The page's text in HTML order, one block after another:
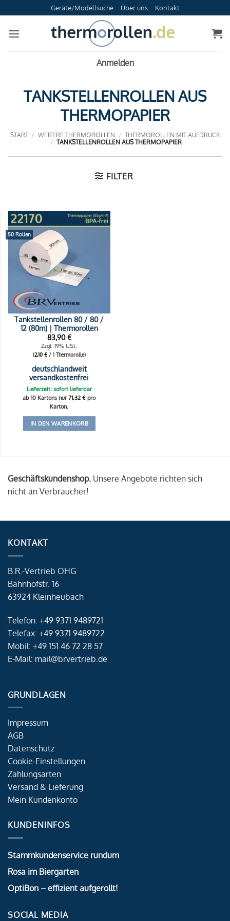
Inhalt
springen
Geräte/Modellsuche Über uns Kontakt
Anmelden
TANKSTELLENROLLEN AUS
THERMOPAPIER
START / WEITERE THERMOROLLEN / THERMOROLLEN MIT AUFDRUCK
/ TANKSTELLENROLLEN AUS THERMOPAPIER
FILTER
50 Rollen
Tankstellenrollen 80 / 80 /
12 (80m) | Thermorollen
83,90€
Zzgl. 19% USt.
(2,10 €/ 1 Thermorolle)
deutschlandweit
versandkostenfrei
Lieferzeit: sofort lieferbar
ab 10 Kartons nur71,32€ pro
Karton.
IN DEN WARENKORB
Geschäftskundenshop. Unsere Angebote richten sich
nicht an Verbraucher!
KONTAKT
B.R.-Vertrieb OHG
Bahnhofstr. 16
63924 Kleinheubach
Telefon: +49 9371 9489721
Telefax: +49 9371 9489722
Mobil: +49 151 46 72 28 57
E-Mail: mail@brvertrieb.de
GRUNDLAGEN
Impressum
AGB
Datenschutz
Cookie-Einstellungen
Zahlungsarten
Versand & Lieferung
Mein Kundenkonto
KUNDENINFOS
Stammkundenservice rundum
Rosa im Biergarten
OptiBon – effizient aufgerollt!
SOCIAL MEDIA